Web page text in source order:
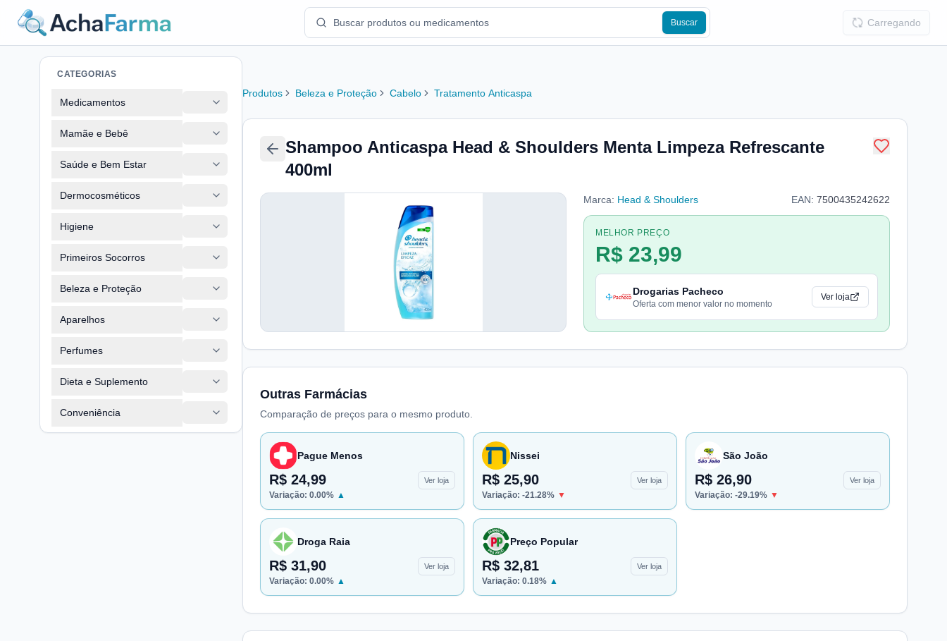
Buscar Carregando
CATEGORIAS
Medicamentos
Mamãe e Bebê
Saúde e Bem Estar
Dermocosméticos
Higiene
Primeiros Socorros
Beleza e Proteção
Aparelhos
Perfumes
Dieta e Suplemento
Conveniência
Produtos Beleza e Proteção Cabelo Tratamento Anticaspa
Shampoo Anticaspa Head & Shoulders Menta Limpeza Refrescante
400ml
Marca: Head & Shoulders EAN: 7500435242622
MELHOR PREÇO
R$ 23,99
Drogarias Pacheco
Oferta com menor valor no momento
Ver loja
Outras Farmácias
Comparação de preços para o mesmo produto.
Pague Menos
R$ 24,99 Ver loja
Variação: 0.00% ▲
Nissei
R$ 25,90 Ver loja
Variação: -21.28% ▼
São João
R$ 26,90 Ver loja
Variação: -29.19% ▼
Droga Raia
R$ 31,90 Ver loja
Variação: 0.00% ▲
Preço Popular
R$ 32,81 Ver loja
Variação: 0.18% ▲